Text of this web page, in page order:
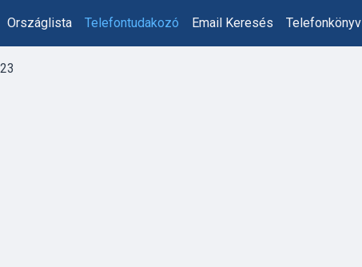
Országlista Telefontudakozó Email Keresés Telefonkönyv